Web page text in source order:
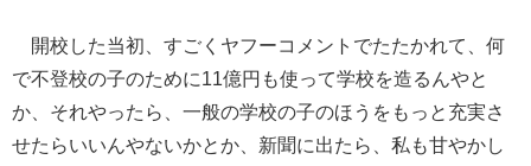
開校した当初、すごくヤフーコメントでたたかれて、何
で不登校の子のために11億円も使って学校を造るんやと
か、それやったら、一般の学校の子のほうをもっと充実さ
せたらいいんやないかとか、新聞に出たら、私も甘やかし